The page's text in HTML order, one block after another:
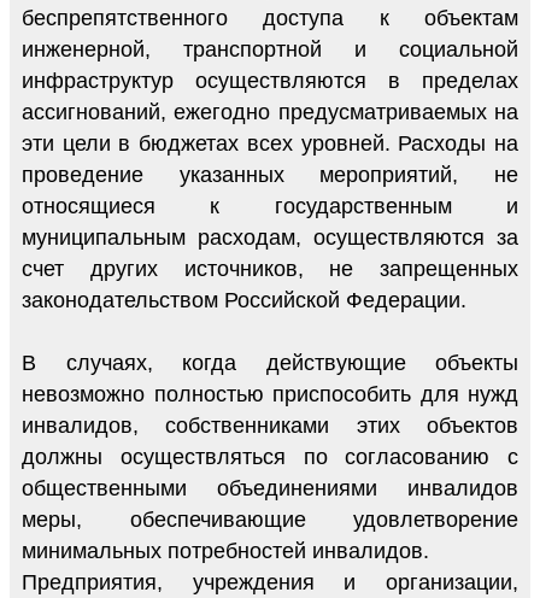
беспрепятственного доступа к объектам
инженерной, транспортной и социальной
инфраструктур осуществляются в пределах
ассигнований, ежегодно предусматриваемых на
эти цели в бюджетах всех уровней. Расходы на
проведение указанных мероприятий, не
относящиеся к государственным и
муниципальным расходам, осуществляются за
счет других источников, не запрещенных
законодательством Российской Федерации.
В случаях, когда действующие объекты
невозможно полностью приспособить для нужд
инвалидов, собственниками этих объектов
должны осуществляться по согласованию с
общественными объединениями инвалидов
меры, обеспечивающие удовлетворение
минимальных потребностей инвалидов.
Предприятия, учреждения и организации,